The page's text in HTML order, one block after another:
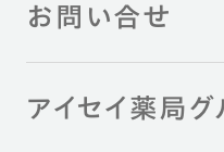
お問い合せ
アイセイ薬局